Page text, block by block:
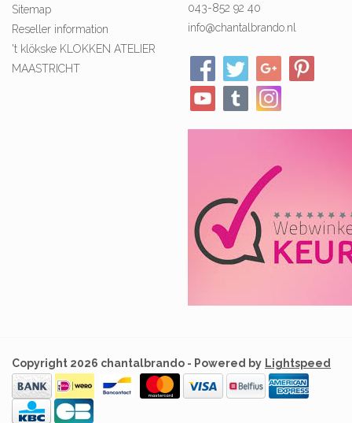
Sitemap
Reseller information
't klökske KLOKKEN ATELIER
MAASTRICHT
043-852 92 40
info@chantalbrando.nl
Copyright 2026 chantalbrando - Powered by Lightspeed